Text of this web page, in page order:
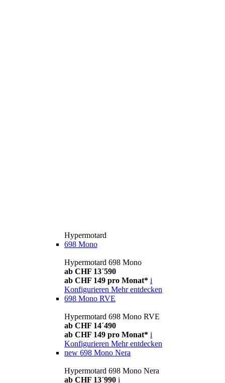
Hypermotard
698 Mono
Hypermotard 698 Mono
ab CHF 13´590
ab CHF 149 pro Monat* i
Konfigurieren Mehr entdecken
698 Mono RVE
Hypermotard 698 Mono RVE
ab CHF 14´490
ab CHF 149 pro Monat* i
Konfigurieren Mehr entdecken
new 698 Mono Nera
Hypermotard 698 Mono Nera
ab CHF 13´990 i